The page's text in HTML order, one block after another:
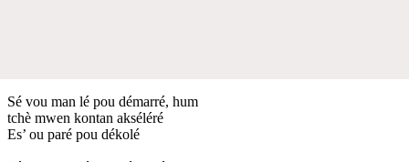
Sé vou man lé pou démarré, hum
tchè mwen kontan akséléré
Es’ ou paré pou dékolé